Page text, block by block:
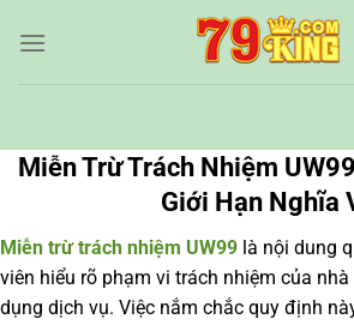
đến
Miễn Trừ Trách Nhiệm
Giới Hạn Nghĩa
Miễn trừ trách nhiệm UW99 là nội dung
viên hiểu rõ phạm vi trách nhiệm của
dụng dịch vụ. Việc nắm chắc quy định